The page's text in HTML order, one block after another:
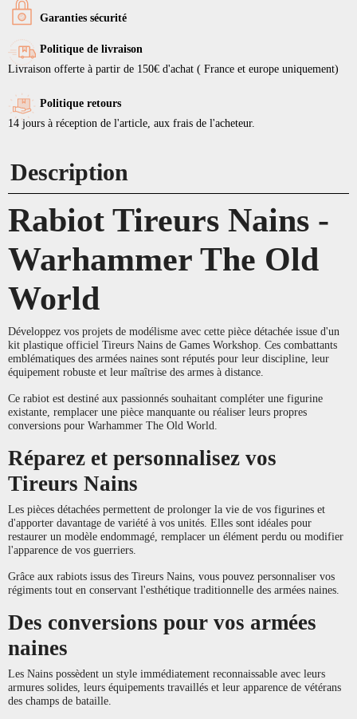
Garanties sécurité
Politique de livraison
Livraison offerte à partir de 150€ d'achat ( France et europe uniquement)
Politique retours
14 jours à réception de l'article, aux frais de l'acheteur.
Description
Rabiot Tireurs Nains -
Warhammer The Old
World
Développez vos projets de modélisme avec cette pièce détachée issue d'un
kit plastique officiel Tireurs Nains de Games Workshop. Ces combattants
emblématiques des armées naines sont réputés pour leur discipline, leur
équipement robuste et leur maîtrise des armes à distance.
Ce rabiot est destiné aux passionnés souhaitant compléter une figurine
existante, remplacer une pièce manquante ou réaliser leurs propres
conversions pour Warhammer The Old World.
Réparez et personnalisez vos
Tireurs Nains
Les pièces détachées permettent de prolonger la vie de vos figurines et
d'apporter davantage de variété à vos unités. Elles sont idéales pour
restaurer un modèle endommagé, remplacer un élément perdu ou modifier
l'apparence de vos guerriers.
Grâce aux rabiots issus des Tireurs Nains, vous pouvez personnaliser vos
régiments tout en conservant l'esthétique traditionnelle des armées naines.
Des conversions pour vos armées
naines
Les Nains possèdent un style immédiatement reconnaissable avec leurs
armures solides, leurs équipements travaillés et leur apparence de vétérans
des champs de bataille.